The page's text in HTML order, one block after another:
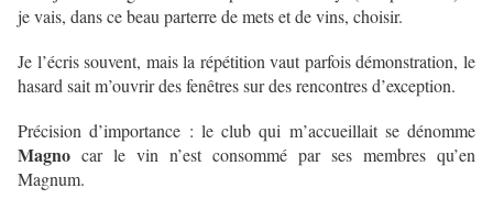
je vais, dans ce beau parterre de mets et de vins, choisir.
Je l’écris souvent, mais la répétition vaut parfois démonstration, le
hasard sait m’ouvrir des fenêtres sur des rencontres d’exception.
Précision d’importance : le club qui m’accueillait se dénomme
Magno car le vin n’est consommé par ses membres qu’en
Magnum.